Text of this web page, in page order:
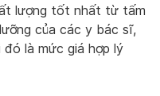
lượng tốt nhất từ tấm
của các y bác sĩ,
là mức giá hợp lý